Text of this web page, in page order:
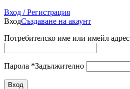
Вход / Регистрация
ВходСъздаване на акаунт
Потребителско име или имейл адрес
Парола *Задължително
Вход